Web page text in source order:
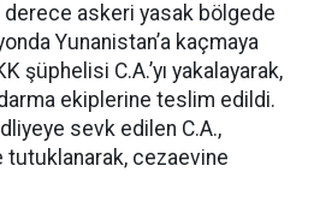
derece askeri yasak bölgede
Yunanistan’a kaçmaya
şüphelisi C.A.’yı yakalayarak,
ekiplerine teslim edildi.
sevk edilen C.A.,
tutuklanarak, cezaevine